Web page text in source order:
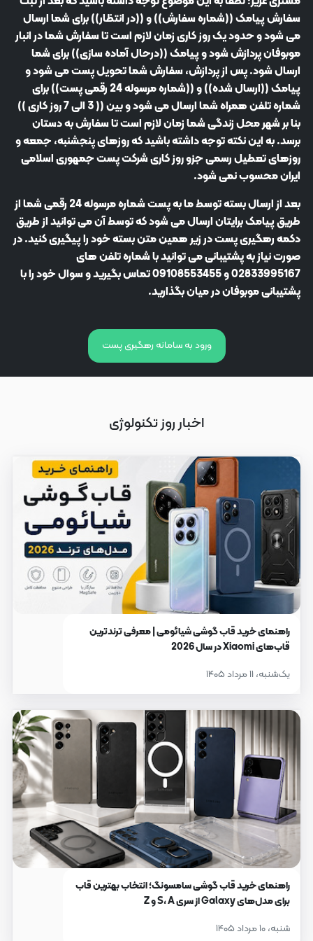
سفارش پیامک ((شماره سفارش)) و ((در انتظار)) برای شما ارسال
می شود و حدود یک روز کاری زمان لازم است تا سفارش شما در انبار
موبوفان پردازش شود و پیامک ((درحال آماده سازی)) برای شما
ارسال شود. پس از پردازش، سفارش شما تحویل پست می شود و
پیامک ((ارسال شده)) و ((شماره مرسوله 24 رقمی پست)) برای
شماره تلفن همراه شما ارسال می شود و بین (( 3 الی 7 روز کاری ))
بنا بر شهر محل زندگی شما زمان لازم است تا سفارش به دستان
برسد. به این نکته توجه داشته باشید که روزهای پنجشنبه، جمعه و
روزهای تعطیل رسمی جزو روز کاری شرکت پست جمهوری اسلامی
ایران محسوب نمی شود.
بعد از ارسال بسته توسط ما به پست شماره مرسوله 24 رقمی شما از
طریق پیامک برایتان ارسال می شود که توسط آن می توانید از طریق
دکمه رهگیری پست در زیر همین متن بسته خود را پیگیری کنید. در
صورت نیاز به پشتیبانی می توانید با شماره تلفن های
02833995167
و 09108553455 تماس بگیرید و سوال خود را با
پشتیبانی موبوفان در میان بگذارید.
ورود به سامانه رهگیری پست
اخبار روز تکنولوژی
راهنمای خرید قاب گوشی شیائومی | معرفی ترندترین
قاب‌های Xiaomi در سال 2026
یک‌شنبه، ۱۱ مرداد ۱۴۰۵
راهنمای خرید قاب گوشی سامسونگ؛ انتخاب بهترین قاب
برای مدل‌های Galaxy از سری S، A و Z
شنبه، ۱۰ مرداد ۱۴۰۵